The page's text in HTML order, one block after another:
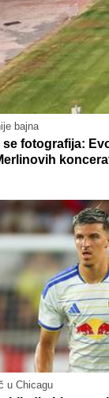
bajna
se fotografija:
u Chicagu